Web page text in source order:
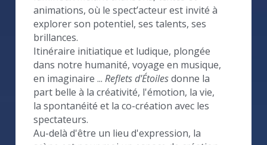
animations, où le spect’acteur est invité à
explorer son potentiel, ses talents, ses
brillances.
Itinéraire initiatique et ludique, plongée
dans notre humanité, voyage en musique,
en imaginaire ... Reflets d'Étoiles donne la
part belle à la créativité, l'émotion, la vie,
la spontanéité et la co-création avec les
spectateurs.
Au-delà d'être un lieu d'expression, la